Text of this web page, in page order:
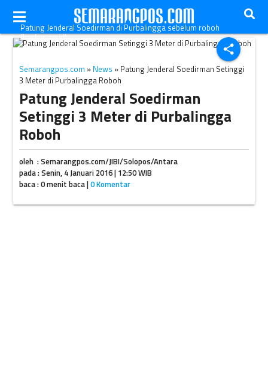
share
Patung Jenderal Soedirman di Purbalingga sebelum roboh
(kaskus.co.id)
Semarangpos.com » News » Patung Jenderal Soedirman Setinggi
3 Meter di Purbalingga Roboh
Patung Jenderal Soedirman
Setinggi 3 Meter di Purbalingga
Roboh
oleh : Semarangpos.com/JIBI/Solopos/Antara
pada : Senin, 4 Januari 2016 | 12:50 WIB
baca : 0 menit baca |0 Komentar